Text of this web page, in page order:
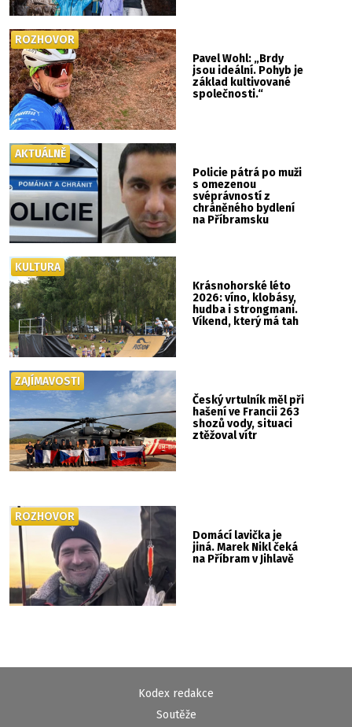
Pavel Wohl: „Brdy
jsou ideální. Pohyb je
základ kultivované
společnosti.“
ROZHOVOR
Policie pátrá po muži
s omezenou
svéprávností z
chráněného bydlení
na Příbramsku
AKTUÁLNĚ
Krásnohorské léto
2026: víno, klobásy,
hudba i strongmani.
Víkend, který má tah
KULTURA
Český vrtulník měl při
hašení ve Francii 263
shozů vody, situaci
ztěžoval vítr
ZAJÍMAVOSTI
Domácí lavička je
jiná. Marek Nikl čeká
na Příbram v Jihlavě
ROZHOVOR
Kodex redakce
Soutěže